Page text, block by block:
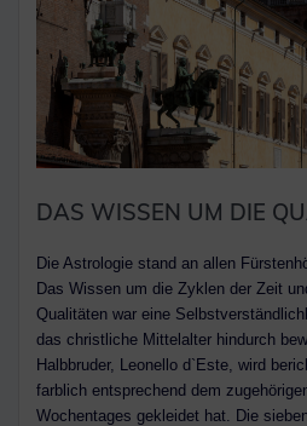
DAS WISSEN UM DIE
Die Astrologie stand an allen
Das Wissen um die Zyklen der Zeit
Qualitäten war eine
das christliche Mittelalter hindurch
Halbbruder, Leonello d`Este, wird
farblich entsprechend dem
Wochentages gekleidet hat. Die